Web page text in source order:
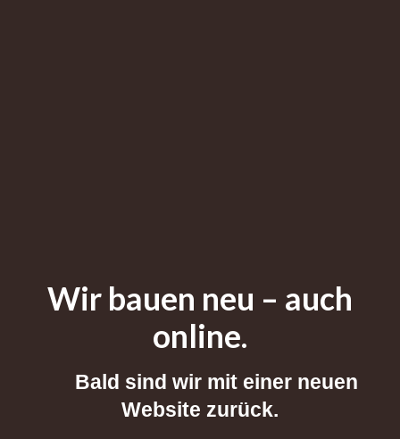
Wir bauen neu – auch
online.
Bald sind wir mit einer neuen
Website zurück.